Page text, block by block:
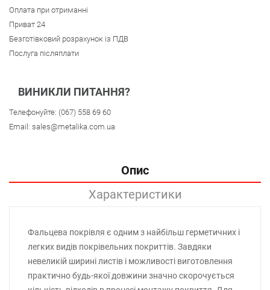
Оплата при отриманні
Приват 24
Безготівковий розрахунок із ПДВ
Послуга післяплати
ВИНИКЛИ ПИТАННЯ?
Телефонуйте: (067) 558 69 60
Email: sales@metalika.com.ua
Опис
Характеристики
Фальцева покрівля є одним з найбільш герметичних і
легких видів покрівельних покриттів. Завдяки
невеликій ширині листів і можливості виготовлення
практично будь-якої довжини значно скорочується